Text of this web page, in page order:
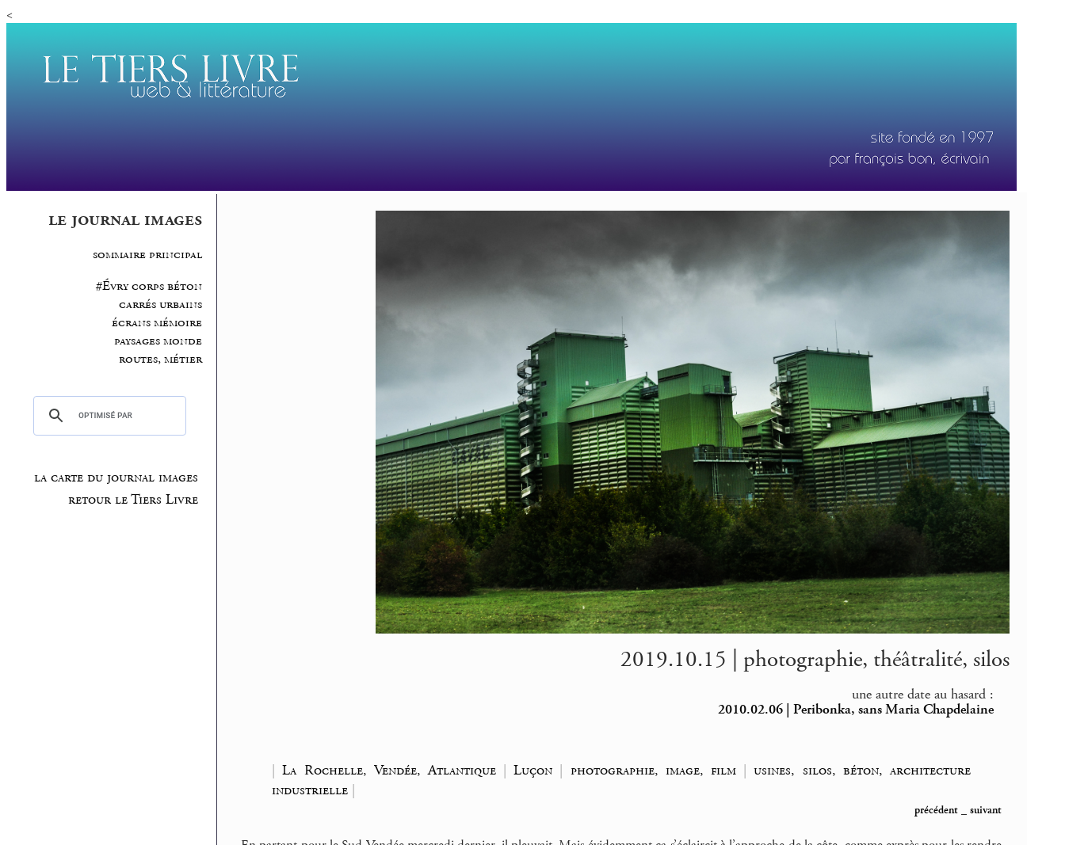
<
le journal images
sommaire principal
#Évry corps béton
carrés urbains
écrans mémoire
paysages monde
routes, métier
la carte du journal images
retour le Tiers Livre
2019.10.15 | photographie, théâtralité, silos
une autre date au hasard :
2010.02.06 | Peribonka, sans Maria Chapdelaine
|La Rochelle, Vendée, Atlantique|Luçon | photographie, image, film|usines, silos, béton, architecture
industrielle |
précédent _suivant